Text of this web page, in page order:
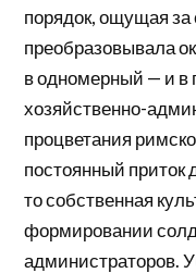
порядок, ощущая
преобразовывала
в одномерный — и в
хозяйственно-
процветания
постоянный
то собственная
формировании
администраторов.